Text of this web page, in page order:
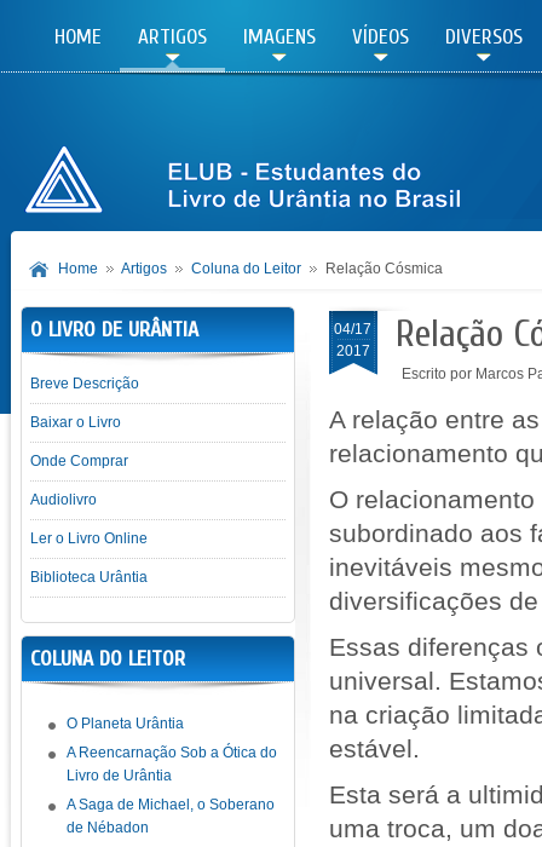
HOME ARTIGOS IMAGENS VÍDEOS DIVERSOS
Home Artigos Coluna do Leitor Relação Cósmica
04/17
2017
Relação
Escrito por Marcos
A relação entre
relacionamento
O
subordinado aos
inevitáveis
diversificações
Essas diferenças
universal.
na criação
estável.
Esta será a
uma troca, um
O LIVRO DE URÂNTIA
Breve Descrição
Baixar o Livro
Onde Comprar
Audiolivro
Ler o Livro Online
Biblioteca Urântia
COLUNA DO LEITOR
O Planeta Urântia
A Reencarnação Sob a Ótica do
Livro de Urântia
A Saga de Michael, o Soberano
de Nébadon